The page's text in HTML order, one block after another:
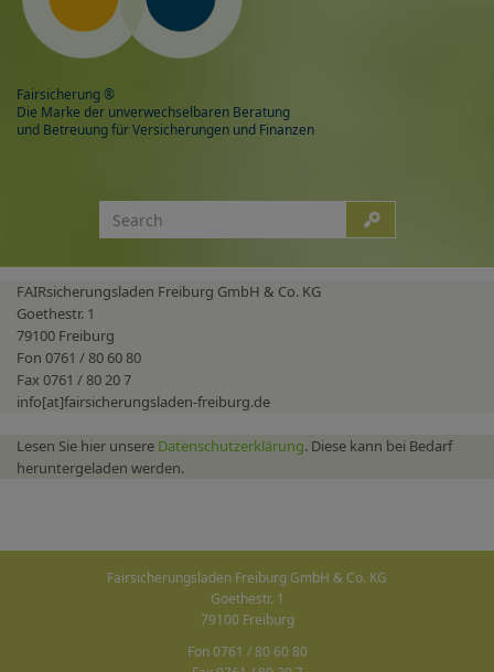
Fairsicherung ®
Die Marke der unverwechselbaren Beratung
und Betreuung für Versicherungen und Finanzen
FAIRsicherungsladen Freiburg GmbH & Co. KG
Goethestr. 1
79100 Freiburg
Fon 0761 / 80 60 80
Fax 0761 / 80 20 7
info[at]fairsicherungsladen-freiburg.de
Lesen Sie hier unsere Datenschutzerklärung. Diese kann bei Bedarf
heruntergeladen werden.
Fairsicherungsladen Freiburg GmbH & Co. KG
Goethestr. 1
79100 Freiburg
Fon 0761 / 80 60 80